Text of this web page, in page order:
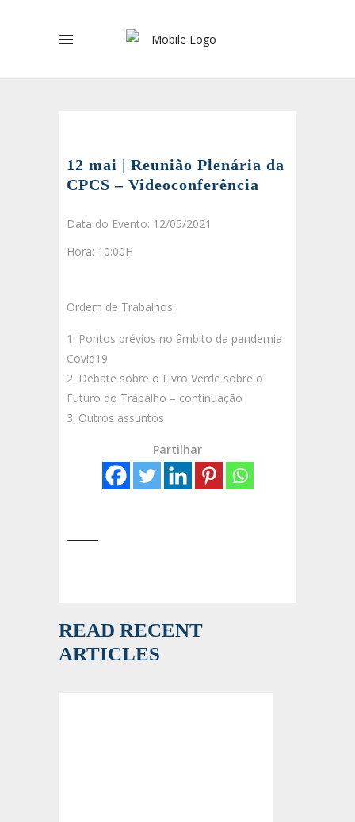
12 mai | Reunião Plenária da
CPCS – Videoconferência
Data do Evento: 12/05/2021
Hora: 10:00H
Ordem de Trabalhos:
Pontos prévios no âmbito da pandemia
Covid19
Debate sobre o Livro Verde sobre o
Futuro do Trabalho – continuação
Outros assuntos
Partilhar
READ RECENT
ARTICLES